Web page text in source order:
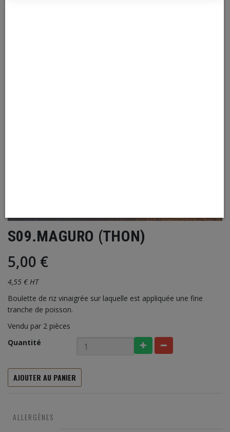
S09.MAGURO (THON)
5,00 €
4,55 € HT
Boulette de riz vinaigrée sur laquelle est appliquée une fine
tranche de poisson.
Vendu par 2 pièces
Quantité
AJOUTER AU PANIER
ALLERGÈNES